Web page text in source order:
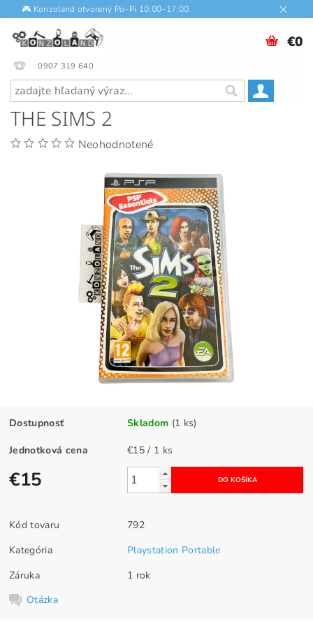
🎮 Konzoland otvorený Po–Pi 10:00–17:00.
0907 319 640
€0
THE SIMS 2
Neohodnotené
Dostupnosť Skladom (1 ks)
Jednotková cena €15 / 1 ks
€15
Kód tovaru
792
Kategória
Playstation Portable
Záruka
1 rok
Otázka